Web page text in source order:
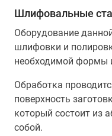
Шлифовальные
Оборудование
шлифовки и
необходимой формы
Обработка
поверхность
который состоит из
собой.